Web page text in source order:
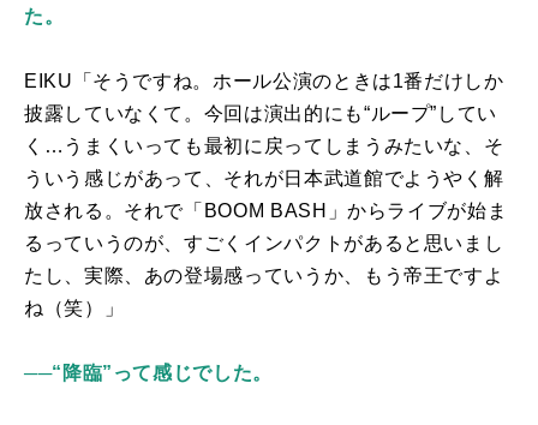
た。
EIKU「そうですね。ホール公演のときは1番だけしか
披露していなくて。今回は演出的にも“ループ”してい
く…うまくいっても最初に戻ってしまうみたいな、そ
ういう感じがあって、それが日本武道館でようやく解
放される。それで「BOOM BASH」からライブが始ま
るっていうのが、すごくインパクトがあると思いまし
たし、実際、あの登場感っていうか、もう帝王ですよ
ね（笑）」
──“降臨”って感じでした。